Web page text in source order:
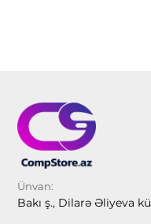
Ünvan:
Bakı ş., Dilarə Əliyeva